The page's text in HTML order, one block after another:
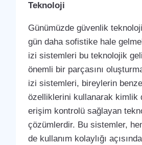
Teknoloji
Günümüzde güvenlik
gün daha sofistike hale
izi sistemleri bu teknolojik
önemli bir parçasını
izi sistemleri, bireylerin
özelliklerini kullanarak kimlik
erişim kontrolü sağlayan
çözümlerdir. Bu sistemler,
de kullanım kolaylığı